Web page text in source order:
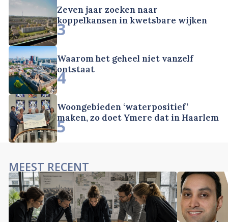
Zeven jaar zoeken naar
koppelkansen in kwetsbare wijken
3
Waarom het geheel niet vanzelf
ontstaat
4
Woongebieden ‘waterpositief’
maken, zo doet Ymere dat in Haarlem
5
MEEST RECENT